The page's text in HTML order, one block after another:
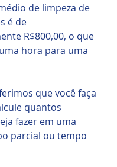
de limpeza de
é de
R$800,00, o que
hora para uma
que você faça
quantos
fazer em uma
parcial ou tempo